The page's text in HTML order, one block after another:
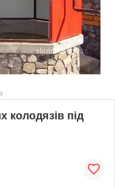
колодязів під